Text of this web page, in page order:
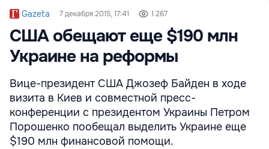
Gazeta 7 декабря 2015, 17:41 1 267
США обещают еще $190 млн
Украине на реформы
Вице-президент США Джозеф Байден в ходе
визита в Киев и совместной пресс-
конференции с президентом Украины Петром
Порошенко пообещал выделить Украине еще
$190 млн финансовой помощи.